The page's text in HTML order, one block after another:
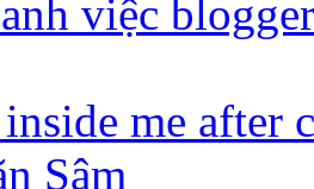
việc
me after
Sâm